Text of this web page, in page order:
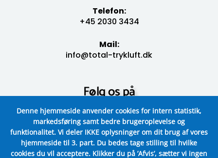
Telefon:
+45 2030 3434
Mail:
info@total-trykluft.dk
Følg os på
Denne hjemmeside anvender cookies for intern statistik,
markedsføring samt bedre brugeroplevelse og
funktionalitet. Vi deler IKKE oplysninger om dit brug af vores
hjemmeside til 3. part. Du bedes tage stilling til hvilke
cookies du vil acceptere. Klikker du på ’Afvis’, sætter vi ingen